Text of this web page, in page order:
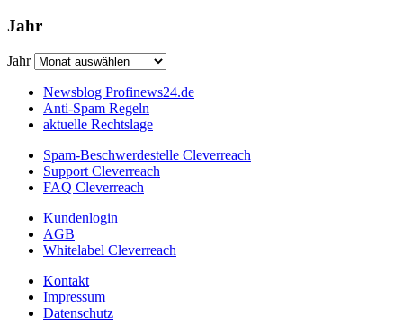
Jahr
Jahr
Newsblog Profinews24.de
Anti-Spam Regeln
aktuelle Rechtslage
Spam-Beschwerdestelle Cleverreach
Support Cleverreach
FAQ Cleverreach
Kundenlogin
AGB
Whitelabel Cleverreach
Kontakt
Impressum
Datenschutz